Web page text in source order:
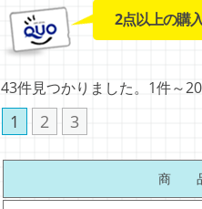
2点以上の購
43件見つかりました。1件～
1 2 3
商